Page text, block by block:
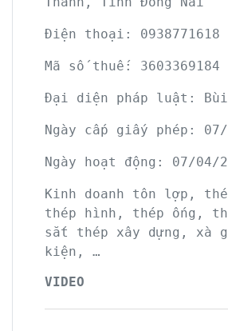
Điện thoại: 0938771618
Mã số thuế: 3603369184
Đại diện pháp luật: Bùi
Ngày cấp giấy phép: 07/
Ngày hoạt động: 07/04/
Kinh doanh tôn lợp,
thép hình, thép ống,
sắt thép xây dựng, xà
kiện, …
VIDEO